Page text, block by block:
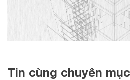
Tin cùng chuyên mục